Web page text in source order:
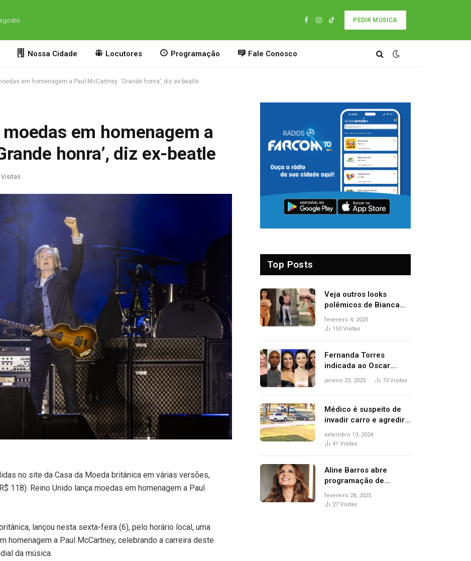
Facebook
Instagram
TikTok
PEDIR MÚSICA
Nossa Cidade Locutores Programação Fale Conosco
em homenagem a Paul McCartney: ‘Grande honra’, diz ex-beatle
em homenagem a
honra’, diz ex-beatle
Visitas
no site da Casa da Moeda britânica em várias versões,
118). Reino Unido lança moedas em homenagem a Paul
lançou nesta sexta-feira (6), pelo horário local, uma
homenagem a Paul McCartney, celebrando a carreira deste
da música.
Top Posts
Veja outros looks
polêmicos de Bianca
Censori, esposa de
Kanye West que
fevereiro 4, 2025
153 Visitas
Fernanda Torres
indicada ao Oscar
2025: veja as
janeiro 23, 2025 73 Visitas
Médico é suspeito de
invadir carro e agredir
delegado aposentado
durante confusão no
setembro 19, 2024
41 Visitas
Aline Barros abre
programação de
Carnaval na Praça dos
Girassóis nesta sexta-
fevereiro 28, 2025
27 Visitas